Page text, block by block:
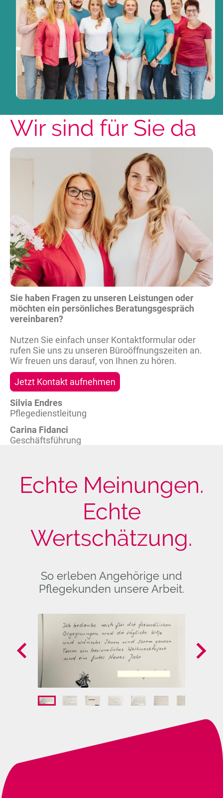
Wir sind für Sie da
Sie haben Fragen zu unseren Leistungen oder
möchten ein persönliches Beratungsgespräch
vereinbaren?
Nutzen Sie einfach unser Kontaktformular oder
rufen Sie uns zu unseren Büroöffnungszeiten an.
Wir freuen uns darauf, von Ihnen zu hören.
Jetzt Kontakt aufnehmen
Silvia Endres
Pflegedienstleitung
Carina Fidanci
Geschäftsführung
Echte Meinungen.
Echte
Wertschätzung.
So erleben Angehörige und
Pflegekunden unsere Arbeit.